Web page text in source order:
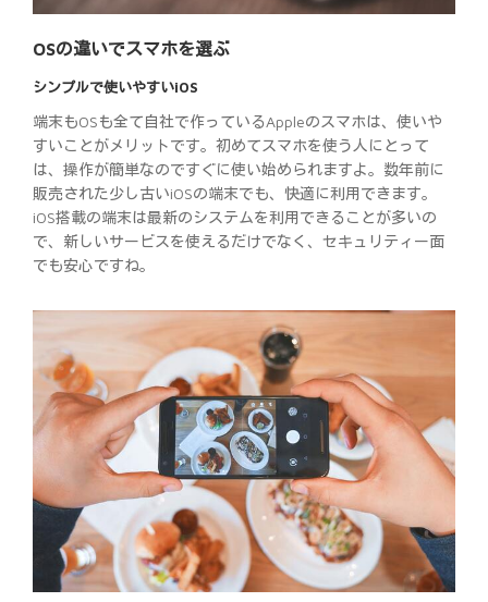
OSの違いでスマホを選ぶ
シンプルで使いやすいiOS
端末もOSも全て自社で作っているAppleのスマホは、使いや
すいことがメリットです。初めてスマホを使う人にとって
は、操作が簡単なのですぐに使い始められますよ。数年前に
販売された少し古いiOSの端末でも、快適に利用できます。
iOS搭載の端末は最新のシステムを利用できることが多いの
で、新しいサービスを使えるだけでなく、セキュリティー面
でも安心ですね。